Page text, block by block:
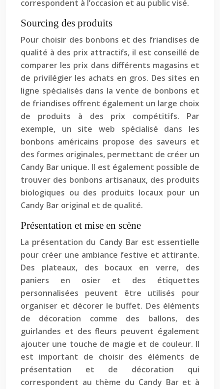
correspondent à l’occasion et au public visé.
Sourcing des produits
Pour choisir des bonbons et des friandises de
qualité à des prix attractifs, il est conseillé de
comparer les prix dans différents magasins et
de privilégier les achats en gros. Des sites en
ligne spécialisés dans la vente de bonbons et
de friandises offrent également un large choix
de produits à des prix compétitifs. Par
exemple, un site web spécialisé dans les
bonbons américains propose des saveurs et
des formes originales, permettant de créer un
Candy Bar unique. Il est également possible de
trouver des bonbons artisanaux, des produits
biologiques ou des produits locaux pour un
Candy Bar original et de qualité.
Présentation et mise en scène
La présentation du Candy Bar est essentielle
pour créer une ambiance festive et attirante.
Des plateaux, des bocaux en verre, des
paniers en osier et des étiquettes
personnalisées peuvent être utilisés pour
organiser et décorer le buffet. Des éléments
de décoration comme des ballons, des
guirlandes et des fleurs peuvent également
ajouter une touche de magie et de couleur. Il
est important de choisir des éléments de
présentation et de décoration qui
correspondent au thème du Candy Bar et à